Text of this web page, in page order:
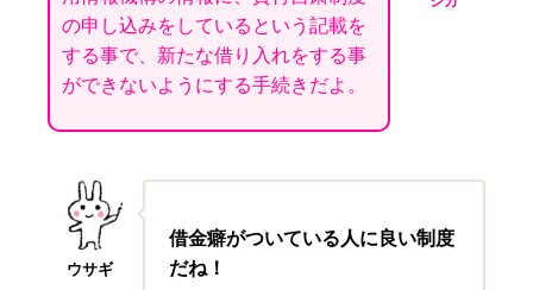
の申し込みをしているという記載を
する事で、新たな借り入れをする事
ができないようにする手続きだよ。
ウサギ
借金癖がついている人に良い制度
だね！